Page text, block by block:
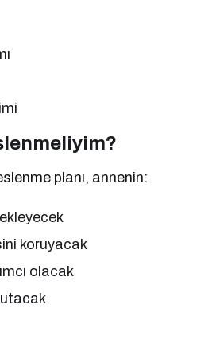
planı, annenin:
koruyacak
olacak